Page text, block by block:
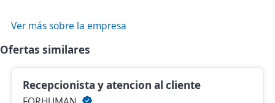
Ver más sobre la empresa
Ofertas similares
Recepcionista y atencion al cliente